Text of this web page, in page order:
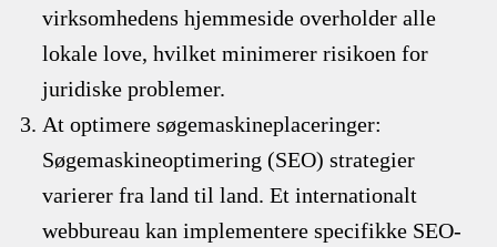
virksomhedens hjemmeside overholder alle
lokale love, hvilket minimerer risikoen for
juridiske problemer.
At optimere søgemaskineplaceringer:
Søgemaskineoptimering (SEO) strategier
varierer fra land til land. Et internationalt
webbureau kan implementere specifikke SEO-